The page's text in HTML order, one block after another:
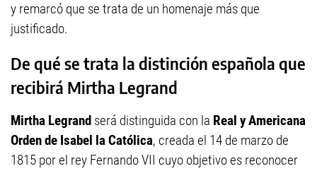
y remarcó que se trata de un homenaje más que
justificado.
De qué se trata la distinción española que
recibirá Mirtha Legrand
Mirtha Legrand será distinguida con la Real y Americana
Orden de Isabel la Católica, creada el 14 de marzo de
1815 por el rey Fernando VII cuyo objetivo es reconocer